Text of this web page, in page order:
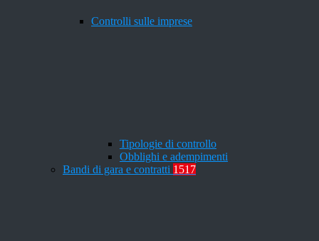
Controlli sulle imprese
Tipologie di controllo
Obblighi e adempimenti
Bandi di gara e contratti 1517